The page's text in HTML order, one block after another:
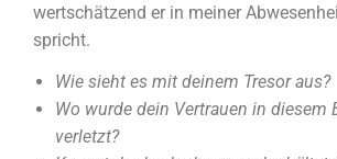
wertschätzend er in meiner
spricht.
Wie sieht es mit deinem Tresor aus?
Wo wurde dein Vertrauen in diesem
verletzt?